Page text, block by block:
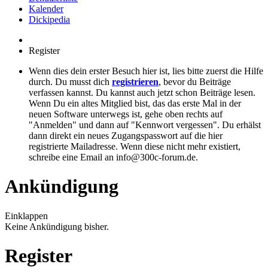
Kalender
Dickipedia
Register
Wenn dies dein erster Besuch hier ist, lies bitte zuerst die Hilfe
durch. Du musst dich registrieren, bevor du Beiträge
verfassen kannst. Du kannst auch jetzt schon Beiträge lesen.
Wenn Du ein altes Mitglied bist, das das erste Mal in der
neuen Software unterwegs ist, gehe oben rechts auf
"Anmelden" und dann auf "Kennwort vergessen". Du erhälst
dann direkt ein neues Zugangspasswort auf die hier
registrierte Mailadresse. Wenn diese nicht mehr existiert,
schreibe eine Email an info@300c-forum.de.
Ankündigung
Einklappen
Keine Ankündigung bisher.
Register